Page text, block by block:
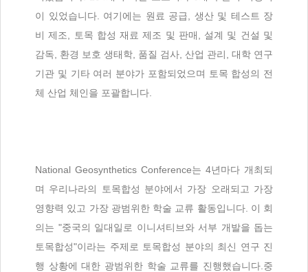
이 있었습니다. 여기에는 원료 공급, 생산 및 테스트 장
비 제조, 토목 합성 재료 제조 및 판매, 설계 및 건설 및
감독, 환경 보호 생태학, 품질 검사, 산업 관리, 대학 연구
기관 및 기타 여러 분야가 포함되었으며 토목 합성의 전
체 산업 체인을 포괄합니다.
National Geosynthetics Conference는 4년마다 개최되
며 우리나라의 토목합성 분야에서 가장 오래되고 가장
영향력 있고 가장 광범위한 학술 교류 활동입니다. 이 회
의는 "중국의 일대일로 이니셔티브와 서부 개발을 돕는
토목합성"이라는 주제로 토목합성 분야의 최신 연구 진
행 상황에 대한 광범위한 학술 교류를 진행했습니다. 중